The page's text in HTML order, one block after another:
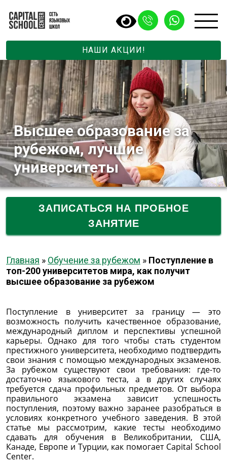
НАШИ АКЦИИ!
Высшее образование за
рубежом, лучшие
университеты
ЗАПИСАТЬСЯ НА ПРОБНОЕ
ЗАНЯТИЕ
Главная » Обучение за рубежом » Поступление в
топ-200 университетов мира, как получит
высшее образование за рубежом
Поступление в университет за границу — это
возможность получить качественное образование,
международный диплом и перспективы успешной
карьеры. Однако для того чтобы стать студентом
престижного университета, необходимо подтвердить
свои знания с помощью международных экзаменов.
За рубежом существуют свои требования: где-то
достаточно языкового теста, а в других случаях
требуется сдача профильных предметов. От выбора
правильного экзамена зависит успешность
поступления, поэтому важно заранее разобраться в
условиях конкретного учебного заведения. В этой
статье мы рассмотрим, какие тесты необходимо
сдавать для обучения в Великобритании, США,
Канаде, Европе и Турции, как помогает Capital School
Center.